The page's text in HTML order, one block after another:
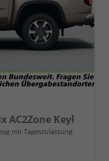
AC2Zone Keyl
mit Tageszulassung